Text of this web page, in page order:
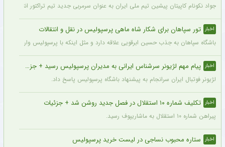
جواد نکونام کاپیتان پیشین تیم ملی ایران به عنوان سرمربی جدید تیم تراکتور انتخاب شد.
اخبار تور سپاهان برای شکار شاه ماهی پرسپولیس در نقل و انتقالات
باشگاه سپاهان به جذب حسین ابرقویی علاقه دارد و مثل اینکه با پرسپولیس وارد
اخبار پیام مهم لژیونر سرشناس ایرانی به مدیران پرسپولیس رسید + جزئیات
لژیونر فوتبال ایران سرانجام به پیشنهاد باشگاه پرسپولیس پاسخ داد.
اخبار تکلیف شماره ۱۰ استقلال در فصل جدید روشن شد + جزئیات
پیراهن شماره ۱۰ استقلال به ماشاریپوف رسید.
اخبار ستاره محبوب نساجی در لیست خرید پرسپولیس